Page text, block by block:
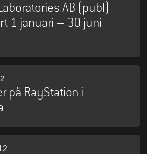
AB (publ)
1 januari – 30 juni
på RayStation i